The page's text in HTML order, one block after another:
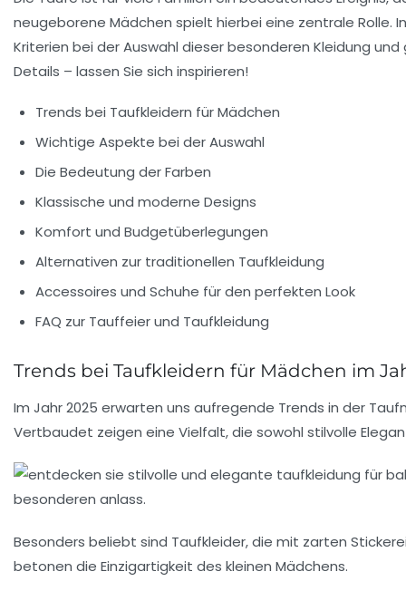
neugeborene Mädchen spielt hierbei eine zentrale Rolle.
Kriterien bei der Auswahl dieser besonderen Kleidung
Details – lassen Sie sich inspirieren!
Trends bei Taufkleidern für Mädchen
Wichtige Aspekte bei der Auswahl
Die Bedeutung der Farben
Klassische und moderne Designs
Komfort und Budgetüberlegungen
Alternativen zur traditionellen Taufkleidung
Accessoires und Schuhe für den perfekten Look
FAQ zur Tauffeier und Taufkleidung
Trends bei Taufkleidern für Mädchen im
Im Jahr 2025 erwarten uns aufregende Trends in der
Vertbaudet zeigen eine Vielfalt, die sowohl stilvolle
Besonders beliebt sind Taufkleider, die mit zarten
betonen die Einzigartigkeit des kleinen Mädchens.